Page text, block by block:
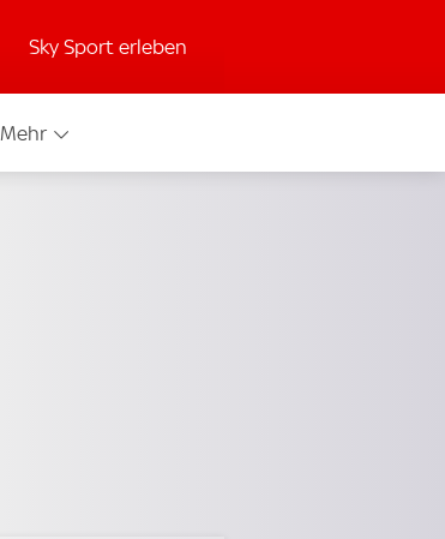
Sky Sport erleben
Mehr